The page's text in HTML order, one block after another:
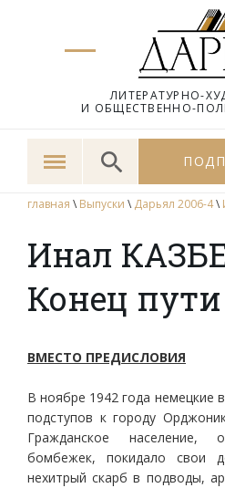
ЛИТЕРАТУРНО-
И ОБЩЕСТВЕННО-
главная \ Выпуски \ Дарьял 2006-4\
Инал
Конец пути
ВМЕСТО ПРЕДИСЛОВИЯ
В ноябре 1942 года немецкие
подступов к городу
Гражданское население,
бомбежек, покидало свои
нехитрый скарб в подводы,